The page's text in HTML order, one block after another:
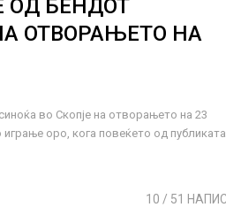
ОД БЕНДОТ
ОТВОРАЊЕТО НА
во Скопје на отворањето на 23
оро, кога повеќето од публиката
10 / 51